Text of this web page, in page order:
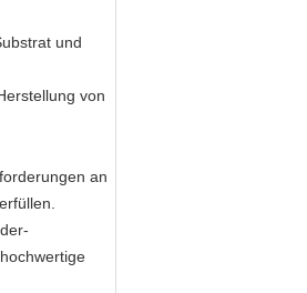
und
von
an